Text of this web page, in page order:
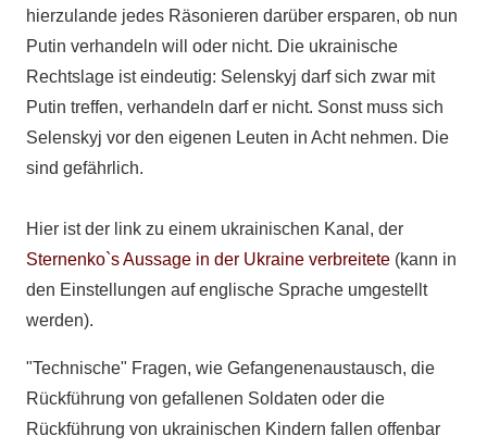
hierzulande jedes Räsonieren darüber ersparen, ob nun
Putin verhandeln will oder nicht. Die ukrainische
Rechtslage ist eindeutig: Selenskyj darf sich zwar mit
Putin treffen, verhandeln darf er nicht. Sonst muss sich
Selenskyj vor den eigenen Leuten in Acht nehmen. Die
sind gefährlich.
Hier ist der link zu einem ukrainischen Kanal, der
Sternenko`s Aussage in der Ukraine verbreitete (kann in
den Einstellungen auf englische Sprache umgestellt
werden).
"Technische" Fragen, wie Gefangenenaustausch, die
Rückführung von gefallenen Soldaten oder die
Rückführung von ukrainischen Kindern fallen offenbar